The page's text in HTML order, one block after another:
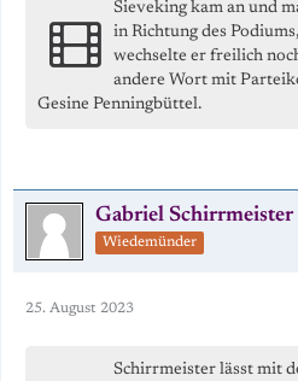
Sieveking kam an und
in Richtung des
wechselte er freilich
andere Wort mit
Gesine Penningbüttel.
Gabriel Schirrmeister
Wiedemünder
25. August 2023
Schirrmeister lässt mit